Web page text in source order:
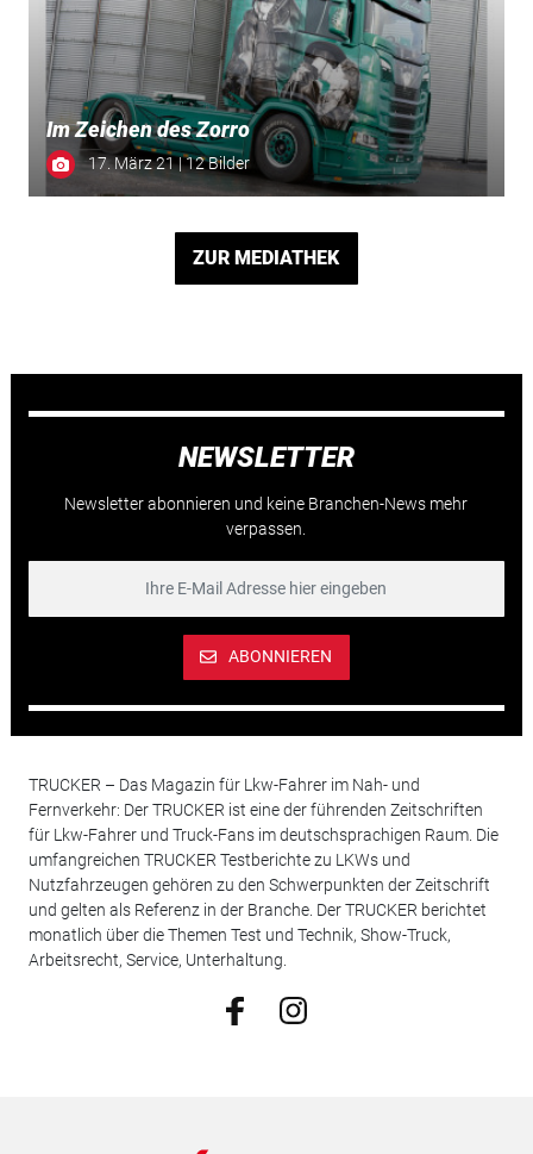
Im Zeichen des Zorro
17. März 21 | 12 Bilder
ZUR MEDIATHEK
NEWSLETTER
Newsletter abonnieren und keine Branchen-News mehr
verpassen.
ABONNIEREN
TRUCKER – Das Magazin für Lkw-Fahrer im Nah- und
Fernverkehr: Der TRUCKER ist eine der führenden Zeitschriften
für Lkw-Fahrer und Truck-Fans im deutschsprachigen Raum. Die
umfangreichen TRUCKER Testberichte zu LKWs und
Nutzfahrzeugen gehören zu den Schwerpunkten der Zeitschrift
und gelten als Referenz in der Branche. Der TRUCKER berichtet
monatlich über die Themen Test und Technik, Show-Truck,
Arbeitsrecht, Service, Unterhaltung.